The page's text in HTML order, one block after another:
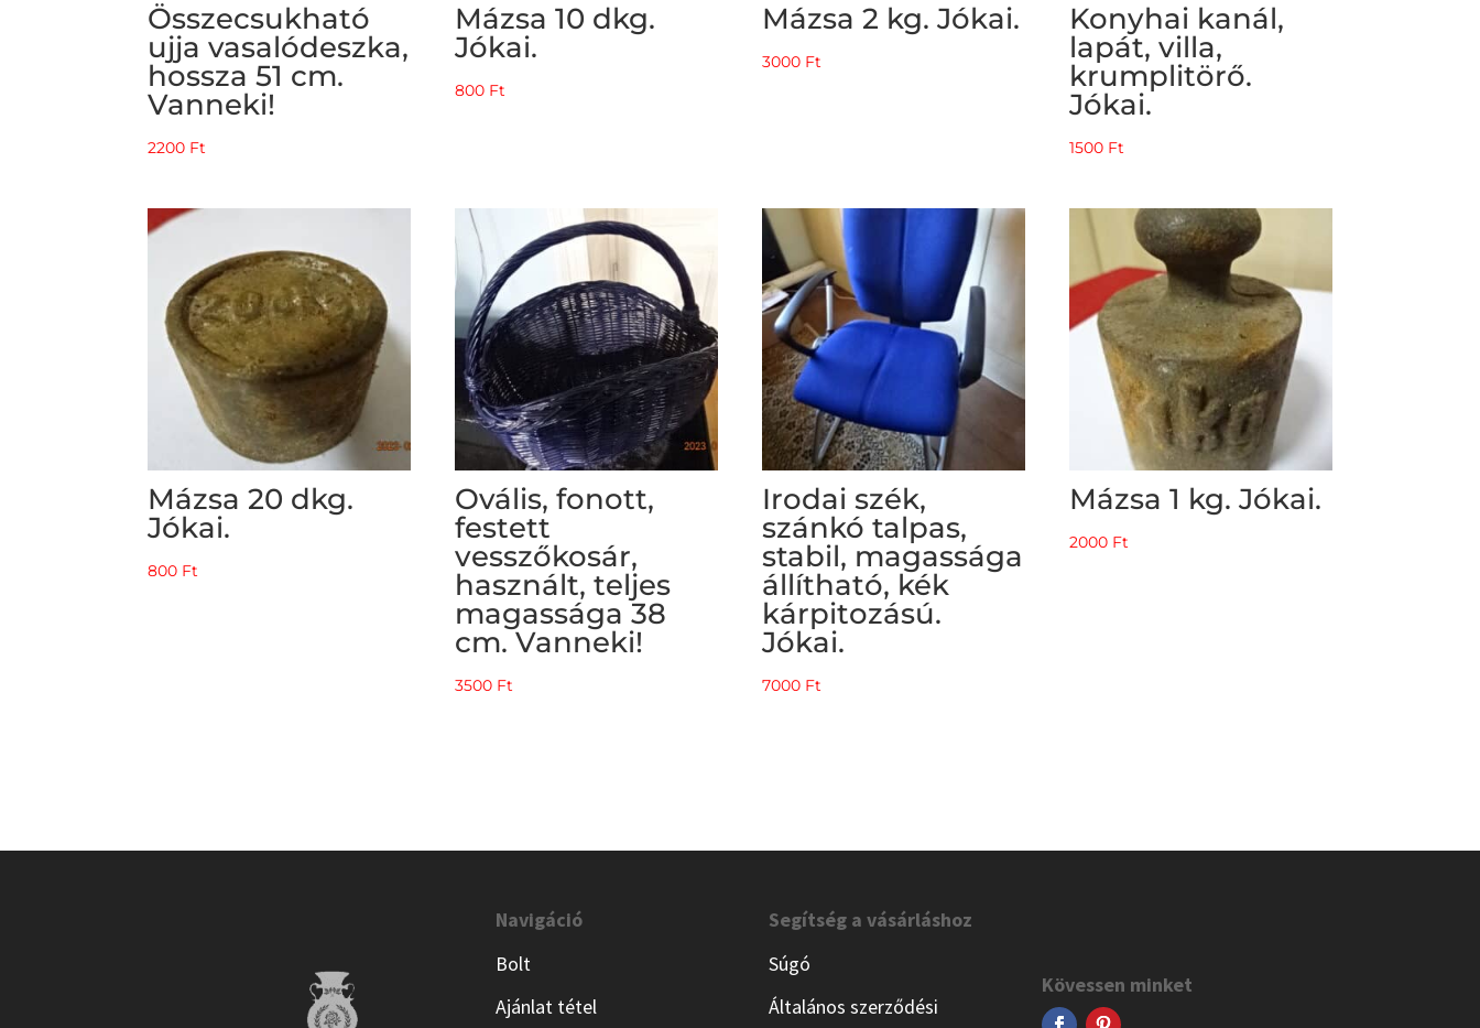
Összecsukható
ujja vasalódeszka,
hossza 51 cm.
Vanneki!
2200 Ft
Mázsa 10 dkg.
Jókai.
800 Ft
Mázsa 2 kg. Jókai.
3000 Ft
Konyhai kanál,
lapát, villa,
krumplitörő.
Jókai.
1500 Ft
Mázsa 20 dkg.
Jókai.
800 Ft
Ovális, fonott,
festett
vesszőkosár,
használt, teljes
magassága 38
cm. Vanneki!
3500 Ft
Irodai szék,
szánkó talpas,
stabil, magassága
állítható, kék
kárpitozású.
Jókai.
7000 Ft
Mázsa 1 kg. Jókai.
2000 Ft
Navigáció
Bolt
Ajánlat tétel
Segítség a vásárláshoz
Súgó
Általános szerződési
Kövessen minket